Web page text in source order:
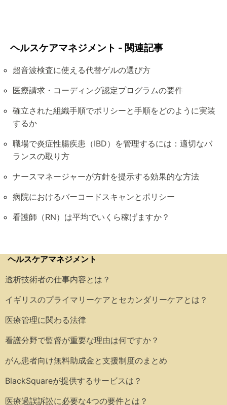
ヘルスケアマネジメント - 関連記事
超音波検査に使える代替ゲルの選び方
医療請求・コーディング認定プログラムの要件
確立された組織手順でポリシーと手順をどのように実装
するか
職場で炎症性腸疾患（IBD）を管理するには：適切なバ
ランスの取り方
ナースマネージャーが方針を提示する効果的な方法
病院におけるバーコードスキャンとポリシー
看護師（RN）は平均でいくら稼げますか？
ヘルスケアマネジメント
透析技術者の仕事内容とは？
イギリスのプライマリーケアとセカンダリーケアとは？
医療管理に関わる法律
看護分野で監督が重要な理由は何ですか？
がん患者向け無料助成金と支援制度のまとめ
BlackSquareが提供するサービスは？
医療過誤訴訟に必要な4つの要件とは？